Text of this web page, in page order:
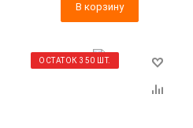
В корзину
ОСТАТОК 350 ШТ.